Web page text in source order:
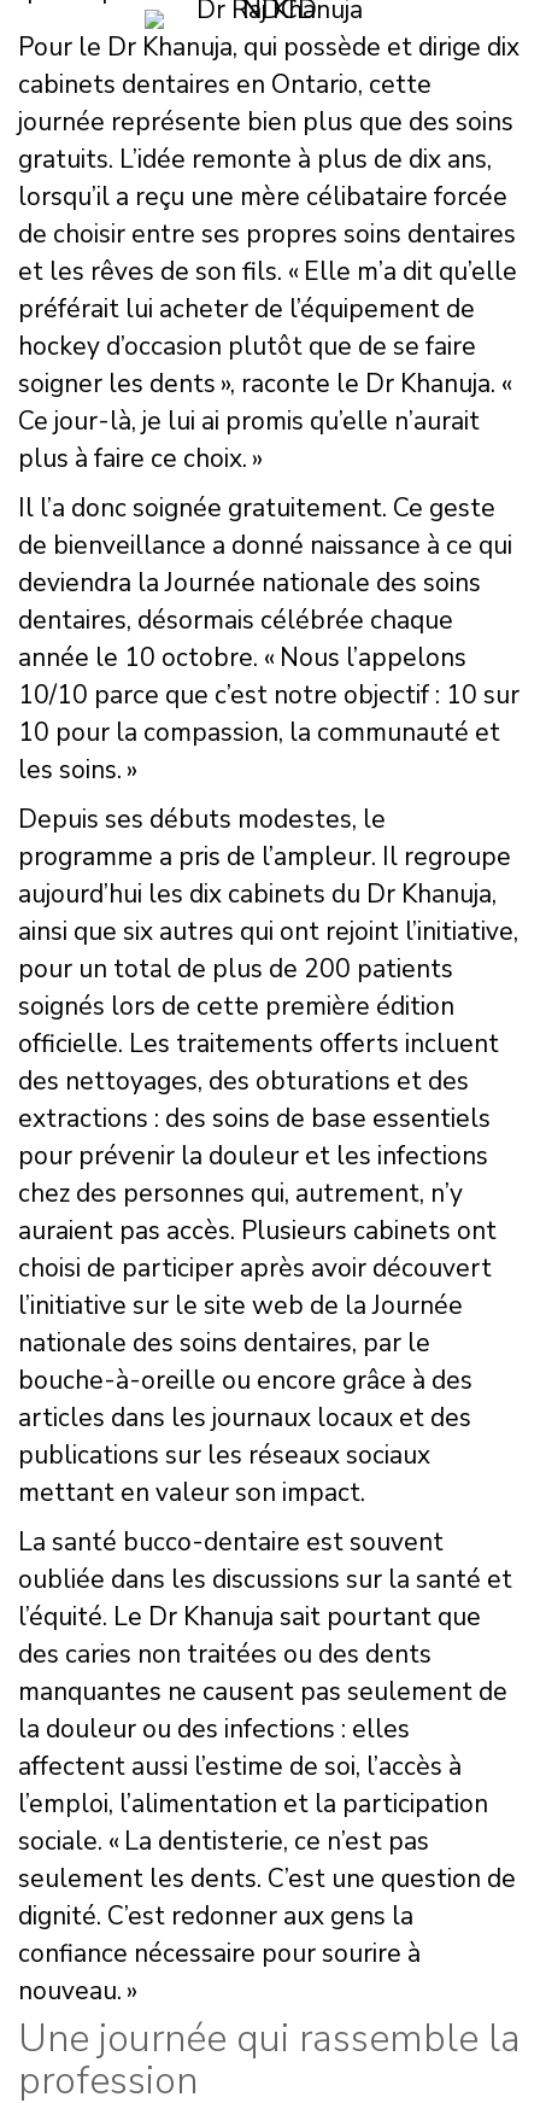
Pour le Dr Khanuja, qui possède et dirige dix
cabinets dentaires en Ontario, cette
journée représente bien plus que des soins
gratuits. L’idée remonte à plus de dix ans,
lorsqu’il a reçu une mère célibataire forcée
de choisir entre ses propres soins dentaires
et les rêves de son fils. « Elle m’a dit qu’elle
préférait lui acheter de l’équipement de
hockey d’occasion plutôt que de se faire
soigner les dents », raconte le Dr Khanuja. «
Ce jour-là, je lui ai promis qu’elle n’aurait
plus à faire ce choix. »
Il l’a donc soignée gratuitement. Ce geste
de bienveillance a donné naissance à ce qui
deviendra la Journée nationale des soins
dentaires, désormais célébrée chaque
année le 10 octobre. « Nous l’appelons
10/10 parce que c’est notre objectif : 10 sur
10 pour la compassion, la communauté et
les soins. »
Depuis ses débuts modestes, le
programme a pris de l’ampleur. Il regroupe
aujourd’hui les dix cabinets du Dr Khanuja,
ainsi que six autres qui ont rejoint l’initiative,
pour un total de plus de 200 patients
soignés lors de cette première édition
officielle. Les traitements offerts incluent
des nettoyages, des obturations et des
extractions : des soins de base essentiels
pour prévenir la douleur et les infections
chez des personnes qui, autrement, n’y
auraient pas accès. Plusieurs cabinets ont
choisi de participer après avoir découvert
l’initiative sur le site web de la Journée
nationale des soins dentaires, par le
bouche-à-oreille ou encore grâce à des
articles dans les journaux locaux et des
publications sur les réseaux sociaux
mettant en valeur son impact.
La santé bucco-dentaire est souvent
oubliée dans les discussions sur la santé et
l’équité. Le Dr Khanuja sait pourtant que
des caries non traitées ou des dents
manquantes ne causent pas seulement de
la douleur ou des infections : elles
affectent aussi l’estime de soi, l’accès à
l’emploi, l’alimentation et la participation
sociale. « La dentisterie, ce n’est pas
seulement les dents. C’est une question de
dignité. C’est redonner aux gens la
confiance nécessaire pour sourire à
nouveau. »
Une journée qui rassemble la
profession